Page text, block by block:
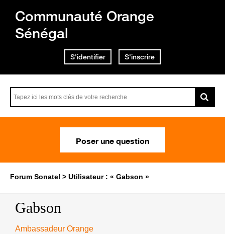
Communauté Orange
Sénégal
S'identifier S'inscrire
Poser une question
Forum Sonatel Utilisateur : « Gabson »
Gabson
Ambassadeur Orange